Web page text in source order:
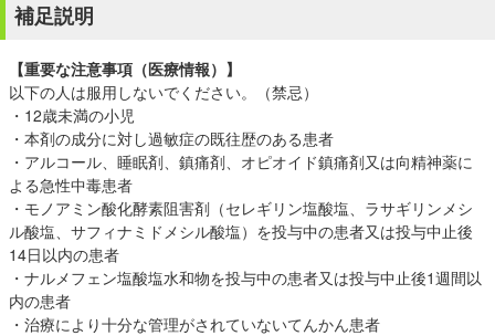
補足説明
【重要な注意事項（医療情報）】
以下の人は服用しないでください。（禁忌）
・12歳未満の小児
・本剤の成分に対し過敏症の既往歴のある患者
・アルコール、睡眠剤、鎮痛剤、オピオイド鎮痛剤又は向精神薬に
よる急性中毒患者
・モノアミン酸化酵素阻害剤（セレギリン塩酸塩、ラサギリンメシ
ル酸塩、サフィナミドメシル酸塩）を投与中の患者又は投与中止後
14日以内の患者
・ナルメフェン塩酸塩水和物を投与中の患者又は投与中止後1週間以
内の患者
・治療により十分な管理がされていないてんかん患者